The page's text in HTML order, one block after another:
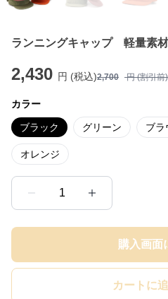
ランニングキャップ 軽量素
2,430 円 (税込)2,700 円 (割引前)
カラー
ブラック グリーン ブラ
オレンジ
1
購入画面
カートに